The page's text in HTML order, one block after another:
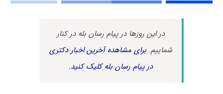
در این روزها در پیام رسان بله در کنار
شماییم.برای مشاهده آخرین اخبار دکتری
در پیام رسان بله کلیک کنید.